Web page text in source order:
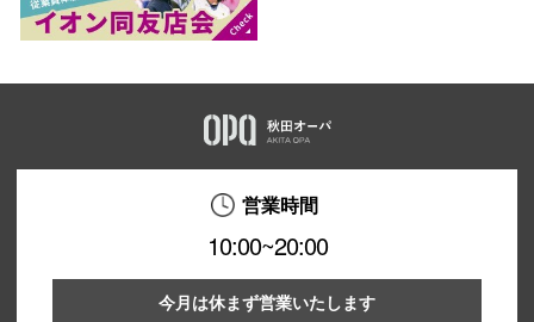
営業時間
10:00~20:00
今月は休まず営業いたします